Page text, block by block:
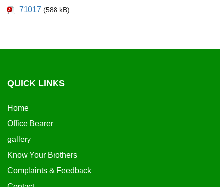
71017 (588 kB)
QUICK LINKS
Home
Office Bearer
gallery
Know Your Brothers
Complaints & Feedback